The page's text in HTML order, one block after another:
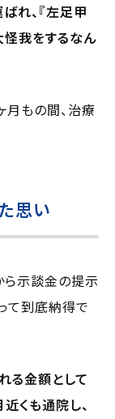
れ、『左足甲
怪我をするなん
もの間、治療
思い
示談金の提示
て到底納得で
る金額として
くも通院し、